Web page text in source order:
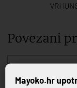
Povezani
Mayoko.hr